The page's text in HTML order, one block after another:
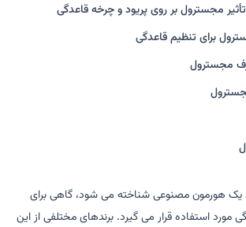
مجسترول بر روی پریود و چرخه قاعدگی
برای تنظیم قاعدگی
مجسترول
یک هورمون مصنوعی شناخته می شود، گاهی برای
مورد استفاده قرار می گیرد. برندهای مختلفی از این